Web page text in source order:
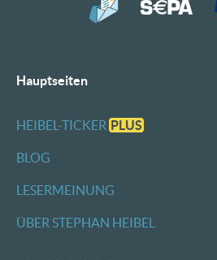
Hauptseiten
HEIBEL-TICKER PLUS
BLOG
LESERMEINUNG
ÜBER STEPHAN HEIBEL